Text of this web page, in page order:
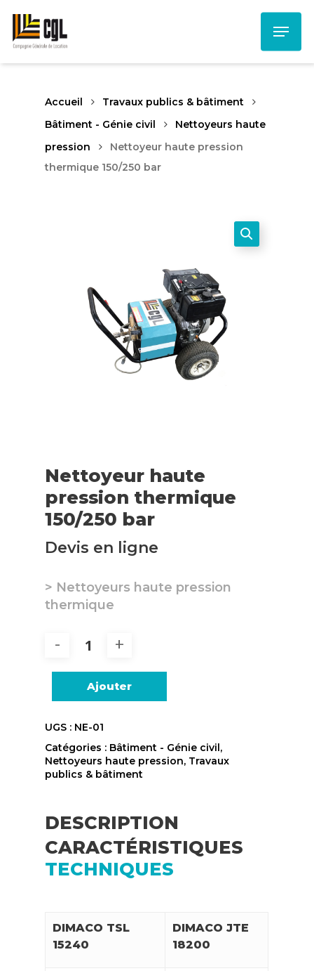
main
content
Menu
Accueil
Travaux publics & bâtiment
Bâtiment - Génie civil
Nettoyeurs haute
pression
Nettoyeur haute pression
thermique 150/250 bar
Nettoyeur haute
pression thermique
150/250 bar
Devis en ligne
> Nettoyeurs haute pression
thermique
Ajouter
UGS : NE-01
Catégories : Bâtiment - Génie civil,
Nettoyeurs haute pression, Travaux
publics & bâtiment
DESCRIPTION
CARACTÉRISTIQUES
TECHNIQUES
DIMACO TSL
15240
DIMACO JTE
18200